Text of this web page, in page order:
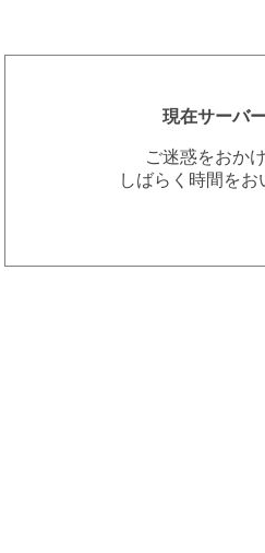
現在サーバ
ご迷惑をおか
しばらく時間を